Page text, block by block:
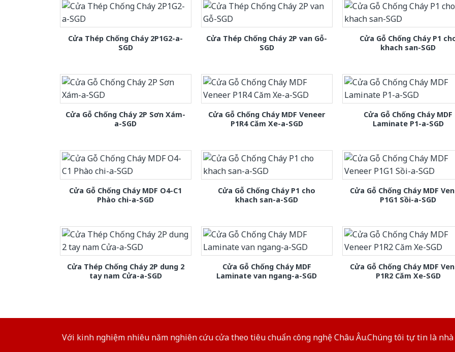
Cửa Thép Chống Cháy 2P1G2-a-
SGD
Cửa Thép Chống Cháy 2P van Gỗ-
SGD
Cửa Gỗ Chống Cháy P1
khach san-SGD
Cửa Gỗ Chống Cháy 2P Sơn Xám-
a-SGD
Cửa Gỗ Chống Cháy MDF Veneer
P1R4 Căm Xe-a-SGD
Cửa Gỗ Chống Cháy MDF
Laminate P1-a-SGD
Cửa Gỗ Chống Cháy MDF O4-C1
Phào chi-a-SGD
Cửa Gỗ Chống Cháy P1 cho
khach san-a-SGD
Cửa Gỗ Chống Cháy MDF
P1G1 Sồi-a-SGD
Cửa Thép Chống Cháy 2P dung 2
tay nam Cửa-a-SGD
Cửa Gỗ Chống Cháy MDF
Laminate van ngang-a-SGD
Cửa Gỗ Chống Cháy MDF
P1R2 Căm Xe-SGD
Với kinh nghiệm nhiêu năm nghiên cứu cửa theo tiêu chuẩn công nghệ Châu Âu.Chúng tôi tự tin là